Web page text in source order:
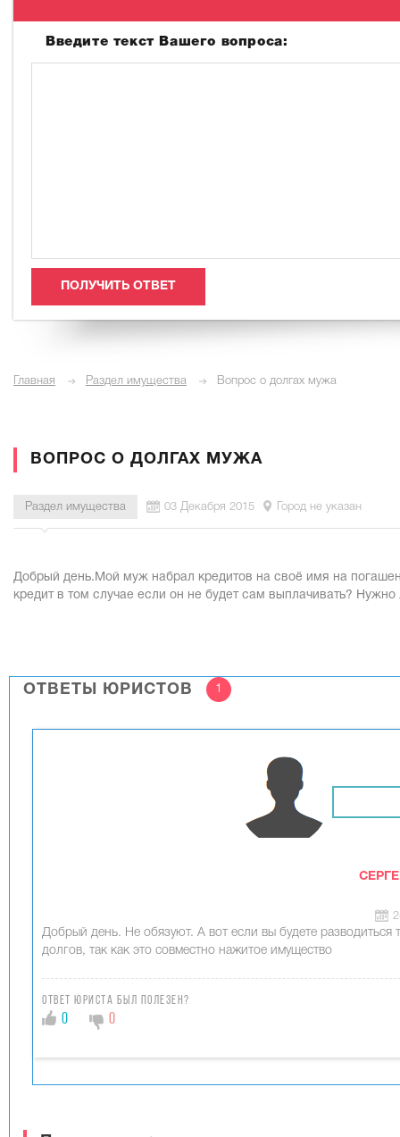
Введите текст Вашего вопроса:
Главная Раздел имущества Вопрос о долгах мужа
ВОПРОС О ДОЛГАХ МУЖА
Раздел имущества 03 Декабря 2015 Город не указан
Добрый день.Мой муж набрал кредитов на своё имя на
кредит в том случае если он не будет сам выплачивать?
ОТВЕТЫ ЮРИСТОВ 1
Добрый день. Не обязуют. А вот если вы будете разводиться
долгов, так как это совместно нажитое имущество
Ответ юриста был полезен?
0 0